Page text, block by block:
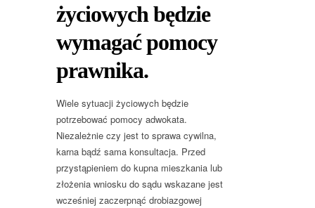
życiowych będzie
wymagać pomocy
prawnika.
Wiele sytuacji życiowych będzie
potrzebować pomocy adwokata.
Niezależnie czy jest to sprawa cywilna,
karna bądź sama konsultacja. Przed
przystąpieniem do kupna mieszkania lub
złożenia wniosku do sądu wskazane jest
wcześniej zaczerpnąć drobiazgowej